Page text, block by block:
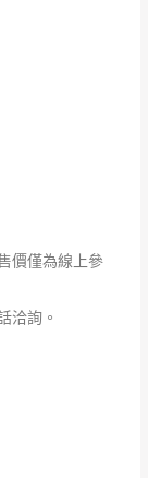
價僅為線上參
洽詢。